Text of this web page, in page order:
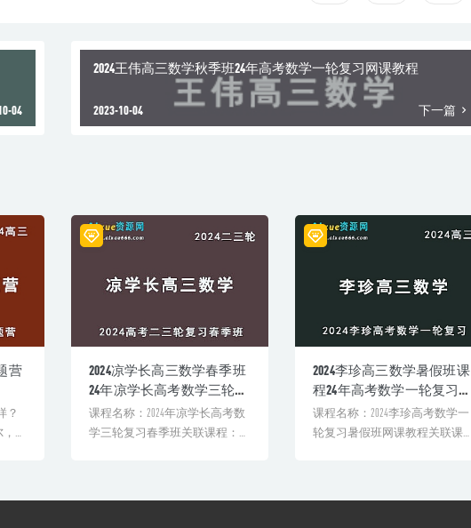
04
2024王伟高三数学秋季班24年高考数学一轮复习网课教程
2023-10-04 下一篇
营
？
清
2024凉学长高三数学春季班
24年凉学长高考数学三轮复
习网课教程
课程名称：2024年凉学长高考数
学三轮复习春季班关联课程：课
2024李珍高三数学暑假班课
程24年高考数学一轮复习网
课视频教程
课程名称：2024李珍高考数学一
轮复习暑假班网课教程关联课